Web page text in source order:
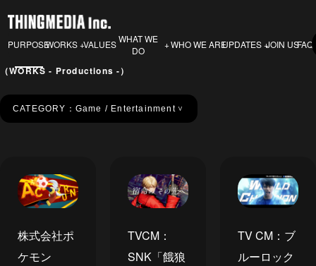
PURPOSEWORKS VALUES WHAT WE
DO
WHO WE AREUPDATES JOIN USFAQ
（WORKS - Productions -）
CATEGORY： Game / Entertainment＞
株式会社ポ
ケモン
TVCM：
SNK「餓狼
TV CM：ブ
ルーロック